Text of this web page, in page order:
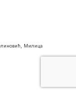
Милица